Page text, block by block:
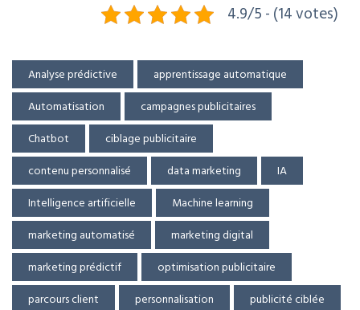
4.9/5 - (14 votes)
Analyse prédictive
apprentissage automatique
Automatisation
campagnes publicitaires
Chatbot
ciblage publicitaire
contenu personnalisé
data marketing
IA
Intelligence artificielle
Machine learning
marketing automatisé
marketing digital
marketing prédictif
optimisation publicitaire
parcours client
personnalisation
publicité ciblée